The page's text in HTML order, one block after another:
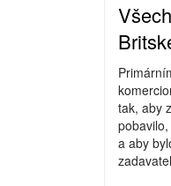
tak, aby
a aby